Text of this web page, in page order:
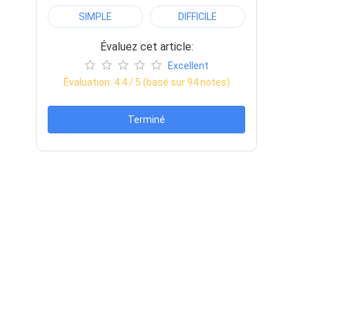
SIMPLE DIFFICILE
Évaluez cet article:
Excellent
Évaluation: 4.4/ 5 (basé sur94notes)
Terminé